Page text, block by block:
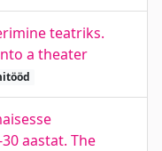
teatriks.
a theater
aastat. The